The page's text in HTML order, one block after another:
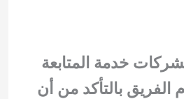
خدمة المتابعة
الفريق بالتأكد من أن